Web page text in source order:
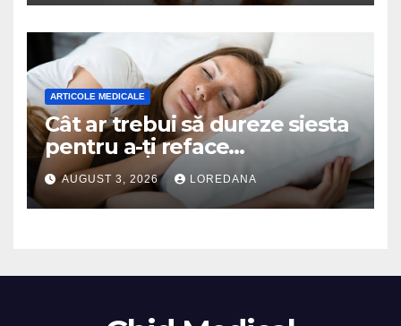
ARTICOLE MEDICALE
Cât ar trebui să dureze siesta
pentru a-ți reface
organismul? Specialiștii
explică durata ideală a
somnului de după-amiază
AUGUST 3, 2026 LOREDANA